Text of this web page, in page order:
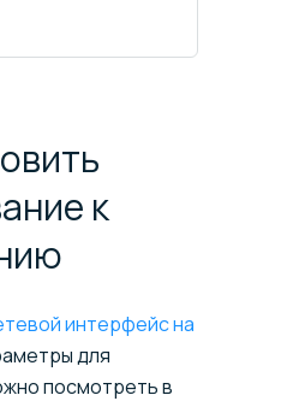
к
интерфейс на
для
посмотреть в